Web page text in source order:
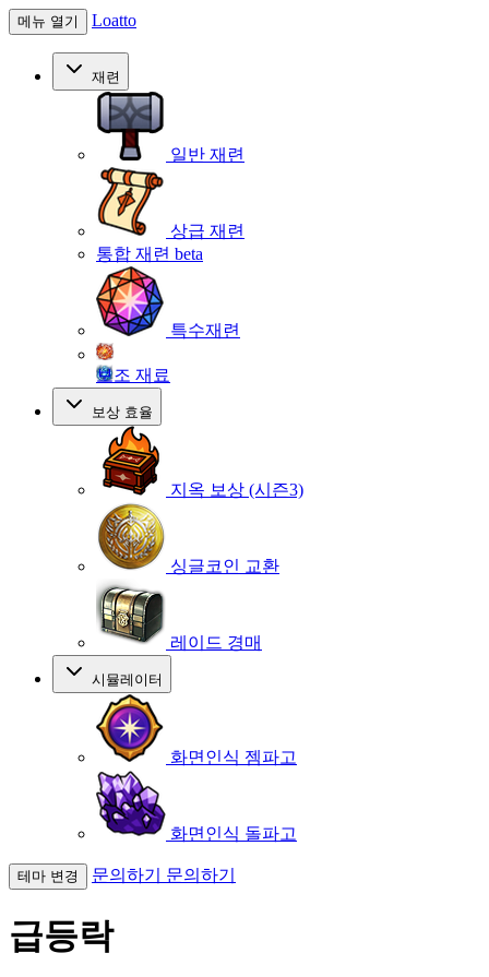
메뉴 열기 Loatto
재련
일반 재련
상급 재련
통합 재련 beta
특수재련
보조 재료
보상 효율
지옥 보상 (시즌3)
싱글코인 교환
레이드 경매
시뮬레이터
화면인식 젬파고
화면인식 돌파고
테마 변경 문의하기 문의하기
급등락